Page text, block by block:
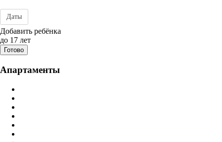
Даты
Дата заезда - отъезда
Добавить ребёнка
до 17 лет
Готово
Апартаменты